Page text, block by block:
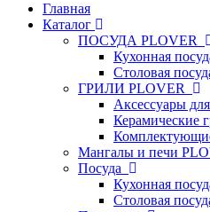
Главная
Каталог
ПОСУДА PLOVER
Кухонная
Столовая
ГРИЛИ PLOVER
Аксессуары
Керамические
Мангалы и печи
Посуда
Кухонная
Столовая